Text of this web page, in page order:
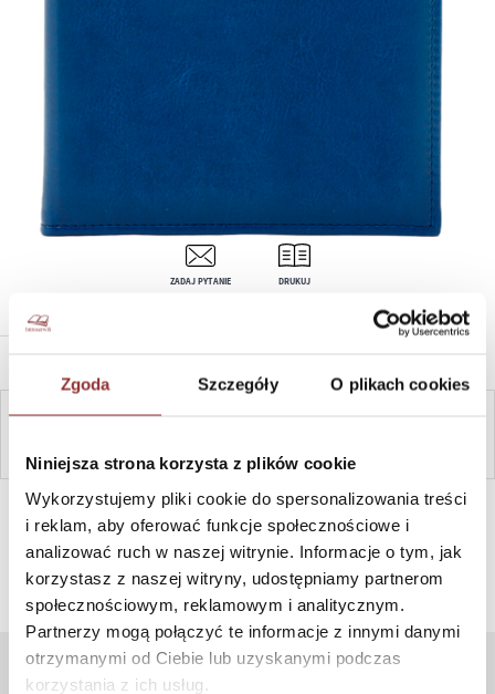
Zgoda Szczegóły O plikach cookies
Niniejsza strona korzysta z plików cookie
Wykorzystujemy pliki cookie do spersonalizowania treści
i reklam, aby oferować funkcje społecznościowe i
analizować ruch w naszej witrynie. Informacje o tym, jak
korzystasz z naszej witryny, udostępniamy partnerom
społecznościowym, reklamowym i analitycznym.
Partnerzy mogą połączyć te informacje z innymi danymi
otrzymanymi od Ciebie lub uzyskanymi podczas
korzystania z ich usług.
ZADAJ PYTANIE DRUKUJ
SZYBKI KONTAKT PN-PT, 8-16, +48 698 291 992, +48 608